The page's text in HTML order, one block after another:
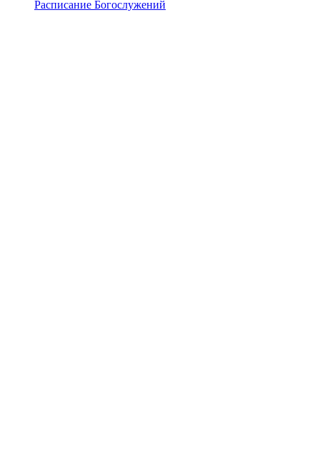
Расписание Богослужений